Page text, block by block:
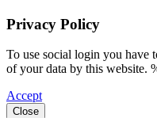
Privacy Policy
To use social login you have
of your data by this website.
Accept
Close